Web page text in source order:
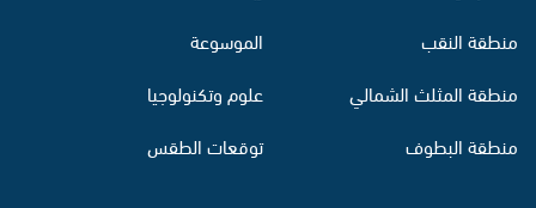
منطقة النقب
منطقة المثلث الشمالي
منطقة البطوف
الموسوعة
علوم وتكنولوجيا
توقعات الطقس